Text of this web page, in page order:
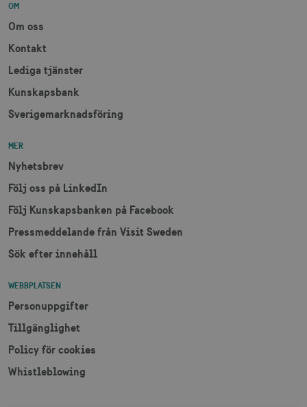
OM
Om oss
Kontakt
Lediga tjänster
Kunskapsbank
Sverigemarknadsföring
MER
Nyhetsbrev
Följ oss på LinkedIn
Följ Kunskapsbanken på Facebook
Pressmeddelande från Visit Sweden
Sök efter innehåll
WEBBPLATSEN
Personuppgifter
Tillgänglighet
Policy för cookies
Whistleblowing